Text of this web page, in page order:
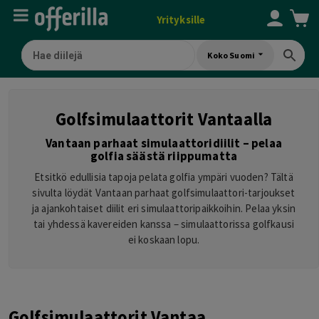
Yrityksille
Koko Suomi
Golfsimulaattorit Vantaalla
Vantaan parhaat simulaattoridiilit – pelaa
golfia säästä riippumatta
Etsitkö edullisia tapoja pelata golfia ympäri vuoden? Tältä
sivulta löydät Vantaan parhaat golfsimulaattori-tarjoukset
ja ajankohtaiset diilit eri simulaattoripaikkoihin. Pelaa yksin
tai yhdessä kavereiden kanssa – simulaattorissa golfkausi
ei koskaan lopu.